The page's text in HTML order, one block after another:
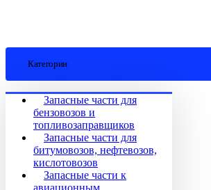
Категории
Запасные части для
бензовозов и
топливозаправщиков
Запасные части для
битумовозов, нефтевозов,
кислотовозов
Запасные части к
авиационным